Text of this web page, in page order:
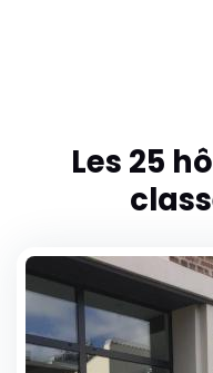
Les 25